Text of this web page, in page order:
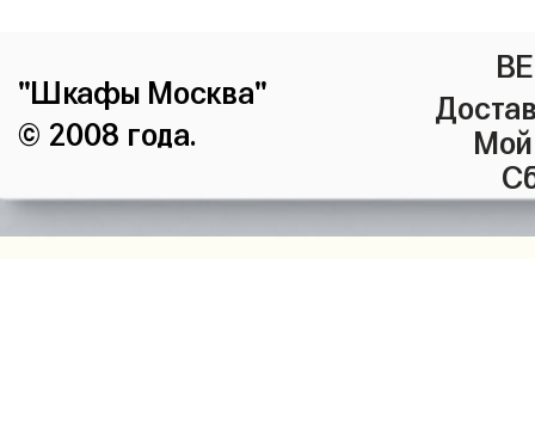
"Шкафы Москва"
© 2008 года.